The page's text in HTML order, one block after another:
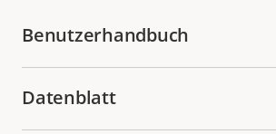
Benutzerhandbuch
Datenblatt